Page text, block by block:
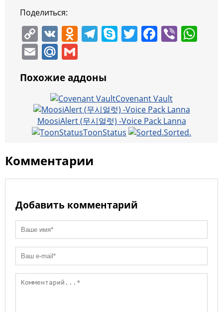
Поделиться:
C
o
p
y
n
k
V
K
O
o
kl
a
ss
ki
T
gr
a
m
S
e
T F
b
o
o
Vi
E
ai
l
M
l.
R
u
ai
l
Похожие аддоны
Covenant Vault
MoosiAlert (무시얼럿) -Voice Pack Lanna
ToonStatus
Sorted.
Комментарии
Добавить комментарий